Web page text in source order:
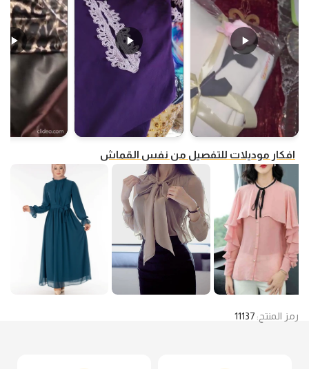
افكار موديلات للتفصيل من نفس القماش
رمز المنتج: 11137